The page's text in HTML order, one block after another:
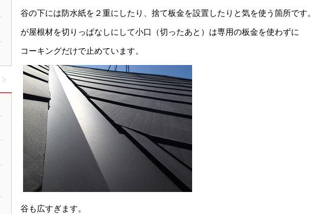
谷の下には防水紙を２重にしたり、捨て板金を設置したりと気を使う箇所です。
が屋根材を切りっぱなしにして小口（切ったあと）は専用の板金を使わずに
コーキングだけで止めています。
谷も広すぎます。